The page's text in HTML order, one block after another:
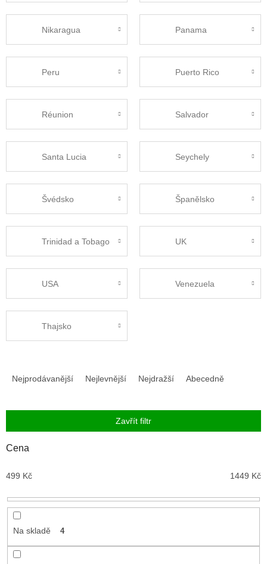
Nikaragua Panama
Peru Puerto Rico
Réunion Salvador
Santa Lucia Seychely
Švédsko Španělsko
Trinidad a Tobago UK
USA Venezuela
Thajsko
í
p
d
u
k
Nejprodávanější Nejlevnější Nejdražší Abecedně
Zavřít filtr
Cena
499 Kč 1449 Kč
Na skladě 4